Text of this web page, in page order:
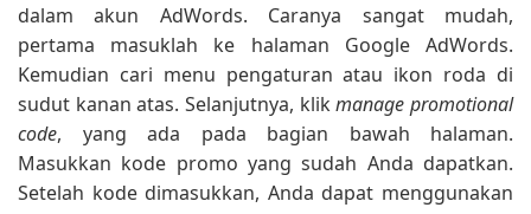
dalam akun AdWords. Caranya sangat mudah,
pertama masuklah ke halaman Google AdWords.
Kemudian cari menu pengaturan atau ikon roda di
sudut kanan atas. Selanjutnya, klikmanage promotional
code, yang ada pada bagian bawah halaman.
Masukkan kode promo yang sudah Anda dapatkan.
Setelah kode dimasukkan, Anda dapat menggunakan